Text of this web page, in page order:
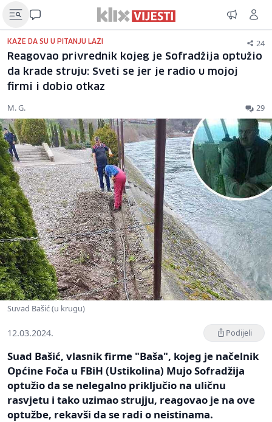
KAŽE DA SU U PITANJU LAŽI 24
Reagovao privrednik kojeg je Sofradžija optužio
da krade struju: Sveti se jer je radio u mojoj
firmi i dobio otkaz
M. G. 29
Suvad Bašić (u krugu)
12.03.2024. Podijeli
Suad Bašić, vlasnik firme "Baša", kojeg je načelnik
Općine Foča u FBiH (Ustikolina) Mujo Sofradžija
optužio da se nelegalno priključio na uličnu
rasvjetu i tako uzimao strujju, reagovao je na ove
optužbe, rekavši da se radi o neistinama.